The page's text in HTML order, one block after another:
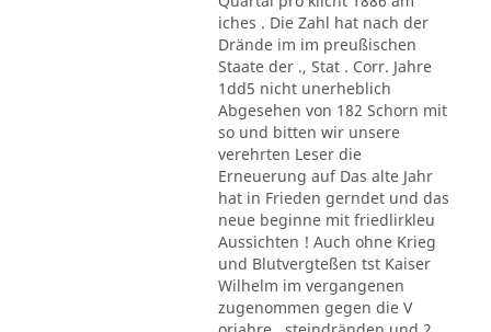
iches . Die Zahl hat nach der
Drände im im preußischen
Staate der ., Stat . Corr. Jahre
1dd5 nicht unerheblich
Abgesehen von 182 Schorn mit
so und bitten wir unsere
verehrten Leser die
Erneuerung auf Das alte Jahr
hat in Frieden gerndet und das
neue beginne mit friedlirkleu
Aussichten ! Auch ohne Krieg
und Blutvergteßen tst Kaiser
Wilhelm im vergangenen
zugenommen gegen die V